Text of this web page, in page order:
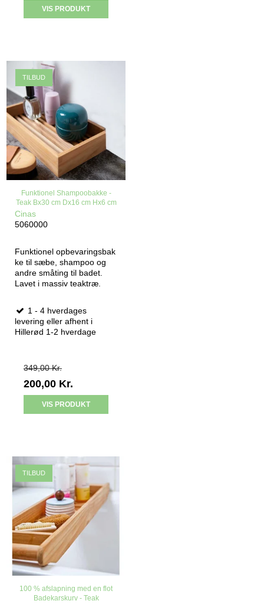
VIS PRODUKT
TILBUD
Funktionel Shampoobakke -
Teak Bx30 cm Dx16 cm Hx6 cm
Cinas
5060000
Funktionel opbevaringsbak
ke til sæbe, shampoo og
andre småting til badet.
Lavet i massiv teaktræ.
1 - 4 hverdages
levering eller afhent i
Hillerød 1-2 hverdage
349,00 Kr.
200,00 Kr.
VIS PRODUKT
TILBUD
100 % afslapning med en flot
Badekarskurv - Teak